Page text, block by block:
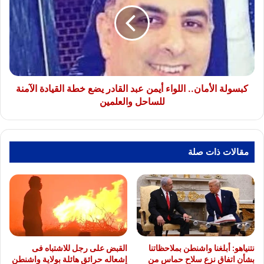
أيمن
عبد
القادر
يضع
القيادة
الآمنة
كبسولة الأمان.. اللواء أيمن عبد القادر يضع خطة القيادة الآمنة
للساحل والعلمين
مقالات ذات صلة
نتنياهو: أبلغنا واشنطن بملاحظاتنا
بشأن اتفاق نزع سلاح حماس من
القبض على رجل للاشتباه فى
إشعاله حرائق هائلة بولاية واشنطن